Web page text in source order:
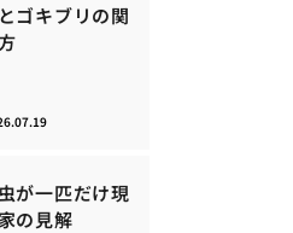
ゴキブリの関
が一匹だけ現
の見解